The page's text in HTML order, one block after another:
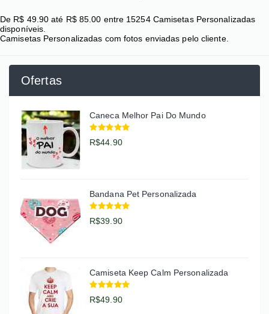
De R$ 49.90 até R$ 85.00 entre 15254Camisetas Personalizadas
disponíveis.
Camisetas Personalizadas com fotos enviadas pelo cliente.
Ofertas
Caneca Melhor Pai Do Mundo
R$44.90
Bandana Pet Personalizada
R$39.90
Camiseta Keep Calm Personalizada
R$49.90